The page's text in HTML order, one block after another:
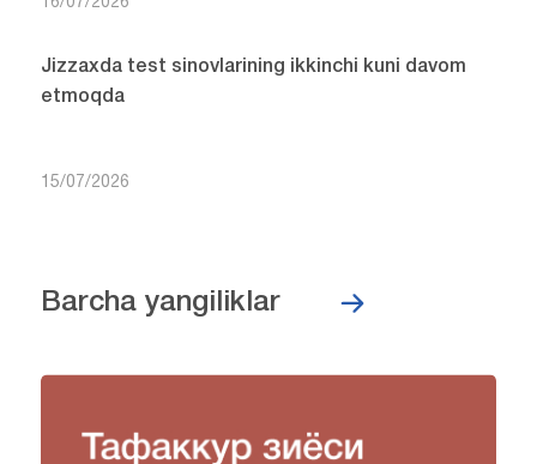
Jizzaxda test sinovlarining ikkinchi kuni davom
etmoqda
15/07/2026
Barcha yangiliklar